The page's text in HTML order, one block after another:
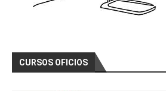
CURSOS OFICIOS